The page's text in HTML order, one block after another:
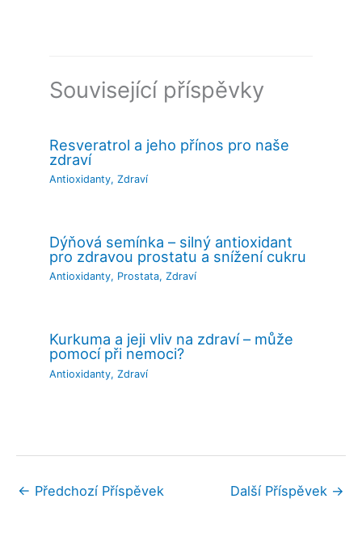
Související příspěvky
Resveratrol a jeho přínos pro naše
zdraví
Antioxidanty,Zdraví
Dýňová semínka – silný antioxidant
pro zdravou prostatu a snížení cukru
Antioxidanty, Prostata,Zdraví
Kurkuma a jeji vliv na zdraví – může
pomocí při nemoci?
Antioxidanty,Zdraví
← Předchozí Příspěvek Další Příspěvek →